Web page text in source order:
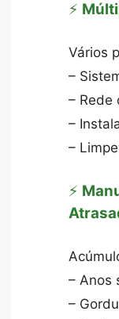
⚡
Vários
–
– Rede
–
–
⚡
– Anos
–